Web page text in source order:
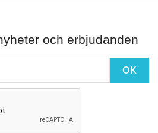
och erbjudanden